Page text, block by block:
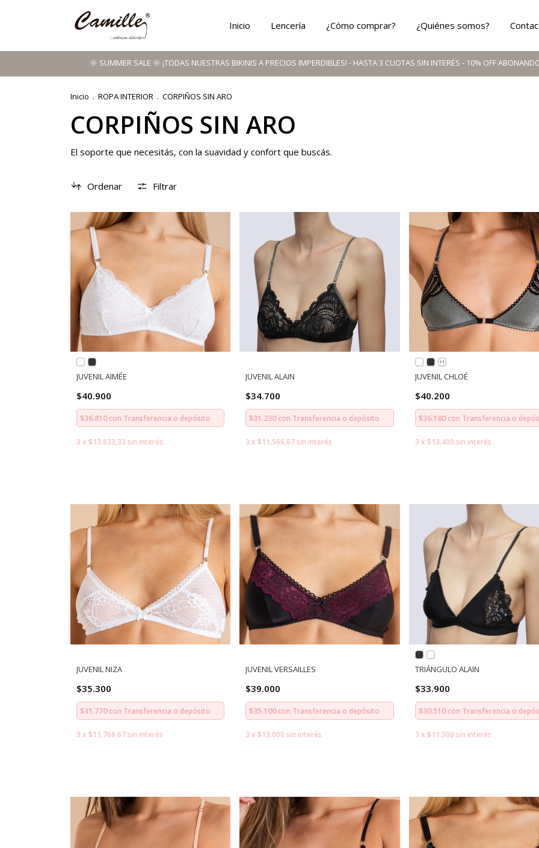
Inicio Lencería ¿Cómo comprar? ¿Quiénes somos?
🌞 SUMMER SALE 🌞 ¡TODAS NUESTRAS BIKINIS A PRECIOS IMPERDIBLES! - HASTA 3 CUOTAS SIN INTERÉS - 10% OFF ABONANDO CON
Inicio . ROPA INTERIOR . CORPIÑOS SIN ARO
CORPIÑOS SIN ARO
El soporte que necesitás, con la suavidad y confort que buscás.
Ordenar Filtrar
JUVENIL AIMÉE
$40.900
$36.810con Transferencia o depósito
3 x $13.633,33 sin interés
JUVENIL ALAIN
$34.700
$31.230con Transferencia o depósito
3 x$11.566,67sin interés
+1
JUVENIL CHLOÉ
$40.200
$36.180con Transferencia o
3 x $13.400 sin interés
JUVENIL NIZA
$35.300
$31.770con Transferencia o depósito
3 x $11.766,67sin interés
JUVENIL VERSAILLES
$39.000
$35.100con Transferencia o depósito
3 x$13.000 sin interés
TRIÁNGULO ALAIN
$33.900
$30.510con Transferencia o
3 x $11.300 sin interés